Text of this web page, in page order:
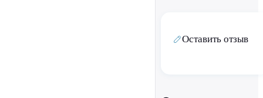
Оставить отзыв